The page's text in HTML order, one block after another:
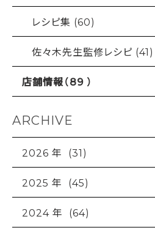
レシピ集 (60)
佐々木先生監修レシピ (41)
店舗情報（89 ）
ARCHIVE
2026 年 (31)
2025 年 (45)
2024 年 (64)